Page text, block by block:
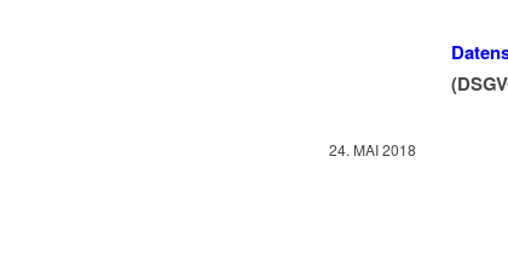
24. MAI 2018